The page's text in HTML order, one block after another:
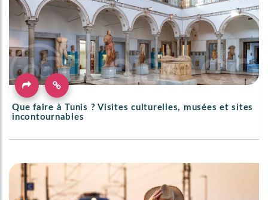
Que faire à Tunis ? Visites culturelles, musées et sites
incontournables